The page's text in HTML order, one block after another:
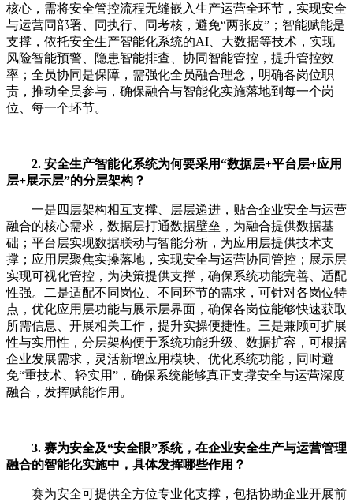
核心，需将安全管控流程无缝嵌入生产运营全环节，实现安全
与运营同部署、同执行、同考核，避免“两张皮”；智能赋能是
支撑，依托安全生产智能化系统的AI、大数据等技术，实现
风险智能预警、隐患智能排查、协同智能管控，提升管控效
率；全员协同是保障，需强化全员融合理念，明确各岗位职
责，推动全员参与，确保融合与智能化实施落地到每一个岗
位、每一个环节。
2. 安全生产智能化系统为何要采用“数据层+平台层+应用
层+展示层”的分层架构？
一是四层架构相互支撑、层层递进，贴合企业安全与运营
融合的核心需求，数据层打通数据壁垒，为融合提供数据基
础；平台层实现数据联动与智能分析，为应用层提供技术支
撑；应用层聚焦实操落地，实现安全与运营协同管控；展示层
实现可视化管控，为决策提供支撑，确保系统功能完善、适配
性强。二是适配不同岗位、不同环节的需求，可针对各岗位特
点，优化应用层功能与展示层界面，确保各岗位能够快速获取
所需信息、开展相关工作，提升实操便捷性。三是兼顾可扩展
性与实用性，分层架构便于系统功能升级、数据扩容，可根据
企业发展需求，灵活新增应用模块、优化系统功能，同时避
免“重技术、轻实用”，确保系统能够真正支撑安全与运营深度
融合，发挥赋能作用。
3. 赛为安全及“安全眼”系统，在企业安全生产与运营管理
融合的智能化实施中，具体发挥哪些作用？
赛为安全可提供全方位专业化支撑，包括协助企业开展前